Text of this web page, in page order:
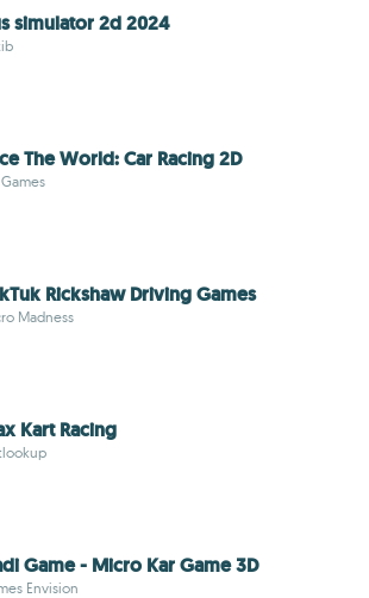
simulator 2d 2024
The World: Car Racing 2D
Games
Rickshaw Driving Games
Madness
Kart Racing
Game - Micro Kar Game 3D
Envision